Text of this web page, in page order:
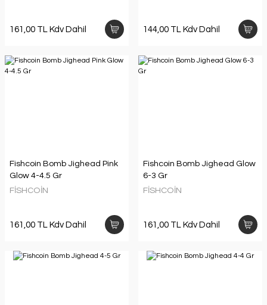
161,00 TL Kdv Dahil 144,00 TL Kdv Dahil
Fishcoin Bomb Jighead Pink
Glow 4-4.5 Gr
FİSHCOİN
161,00 TL Kdv Dahil
Fishcoin Bomb Jighead Glow
6-3 Gr
FİSHCOİN
161,00 TL Kdv Dahil